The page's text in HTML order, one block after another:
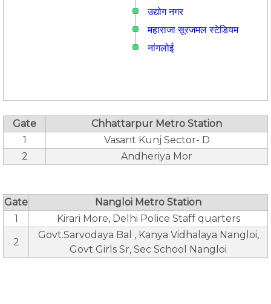
उद्योग नगर
महाराजा सूरजमल स्टेडियम
नांगलोई
Gate
Chhattarpur Metro Station
1
Vasant Kunj Sector- D
2
Andheriya Mor
Gate
Nangloi Metro Station
1
Kirari More, Delhi Police Staff quarters
2
Govt.Sarvodaya Bal , Kanya Vidhalaya Nangloi,
Govt Girls Sr, Sec School Nangloi